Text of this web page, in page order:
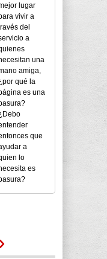
lugar
vivir a
del
a
una
amiga,
qué la
es una
que
a
lo
es